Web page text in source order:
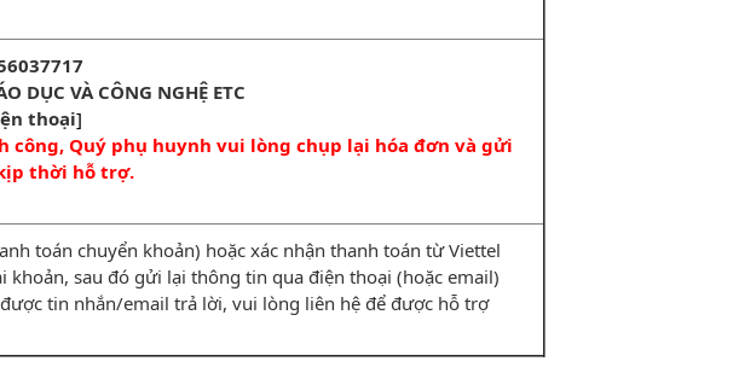
DỤC VÀ CÔNG NGHỆ ETC
thoại]
công, Quý phụ huynh vui lòng chụp lại hóa đơn và gửi
kịp thời hỗ trợ.
toán chuyển khoản) hoặc xác nhận thanh toán từ Viettel
khoản, sau đó gửi lại thông tin qua điện thoại (hoặc email)
tin nhắn/email trả lời, vui lòng liên hệ để được hỗ trợ